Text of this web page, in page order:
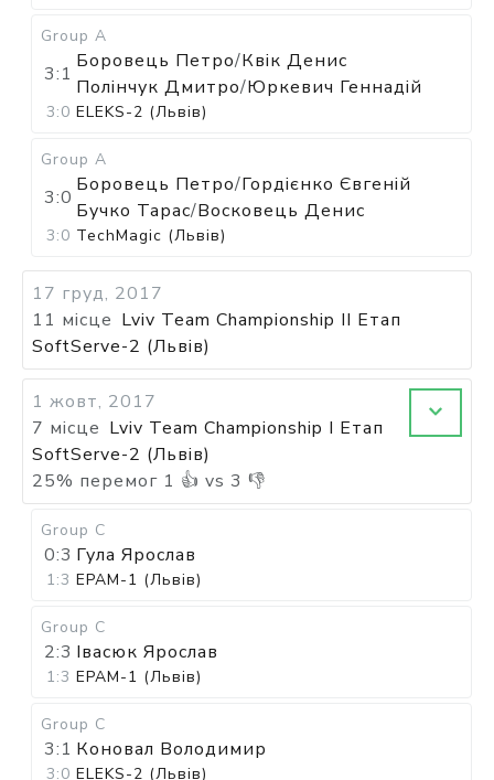
Group A
3:1
Боровець Петро/Квік Денис
Полінчук Дмитро/Юркевич Геннадій
3:0 ELEKS-2 (Львів)
Group A
3:0
Боровець Петро/Гордієнко Євгеній
Бучко Тарас/Восковець Денис
3:0 TechMagic (Львів)
17 груд, 2017
11 місце Lviv Team Championship II Етап
SoftServe-2 (Львів)
1 жовт, 2017
7 місце Lviv Team Championship I Етап
SoftServe-2 (Львів)
25% перемог 1 👍 vs 3 👎
Group C
0:3 Гула Ярослав
1:3 EPAM-1 (Львів)
Group C
2:3 Івасюк Ярослав
1:3 EPAM-1 (Львів)
Group C
3:1 Коновал Володимир
3:0 ELEKS-2 (Львів)